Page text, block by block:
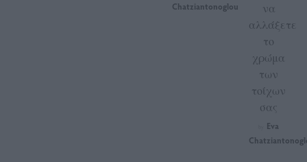
Chatziantonoglou
να
αλλάξετε
το
χρώμα
των
τοίχων
σας
Eva